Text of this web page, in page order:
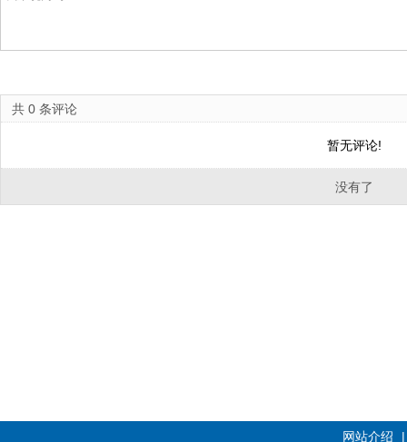
共 0 条评论
暂无评论!
没有了
网站介绍